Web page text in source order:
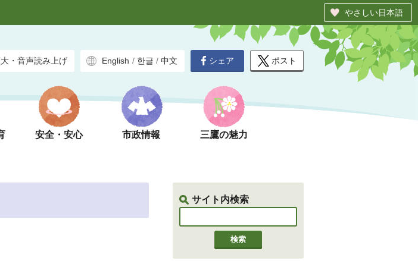
やさしい日本語
・音声読み上げ English / 한글 / 中文
安全・安心 市政情報 三鷹の魅力
シェア ポスト
サイト内検索